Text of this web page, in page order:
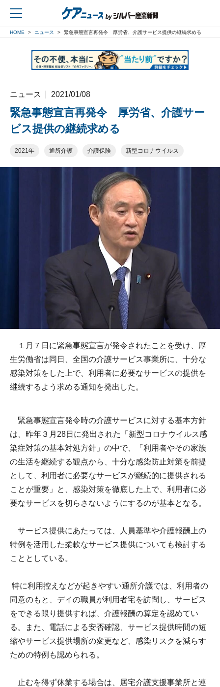
HOME ニュース 緊急事態宣言再発令 厚労省、介護サービス提供の継続求める
ニュース 2021/01/08
緊急事態宣言再発令 厚労省、介護サー
ビス提供の継続求める
2021年 通所介護 介護保険 新型コロナウイルス
１月７日に緊急事態宣言が発令されたことを受け、厚
生労働省は同日、全国の介護サービス事業所に、十分な
感染対策をした上で、利用者に必要なサービスの提供を
継続するよう求める通知を発出した。
緊急事態宣言発令時の介護サービスに対する基本方針
は、昨年３月28日に発出された「新型コロナウイルス感
染症対策の基本対処方針」の中で、「利用者やその家族
の生活を継続する観点から、十分な感染防止対策を前提
として、利用者に必要なサービスが継続的に提供される
ことが重要」と、感染対策を徹底した上で、利用者に必
要なサービスを切らさないようにするのが基本となる。
サービス提供にあたっては、人員基準や介護報酬上の
特例を活用した柔軟なサービス提供についても検討する
こととしている。
特に利用控えなどが起きやすい通所介護では、利用者の
同意のもと、デイの職員が利用者宅を訪問し、サービス
をできる限り提供すれば、介護報酬の算定を認めてい
る。また、電話による安否確認、サービス提供時間の短
縮やサービス提供場所の変更など、感染リスクを減らす
ための特例も認められる。
止むを得ず休業する場合は、居宅介護支援事業所と連